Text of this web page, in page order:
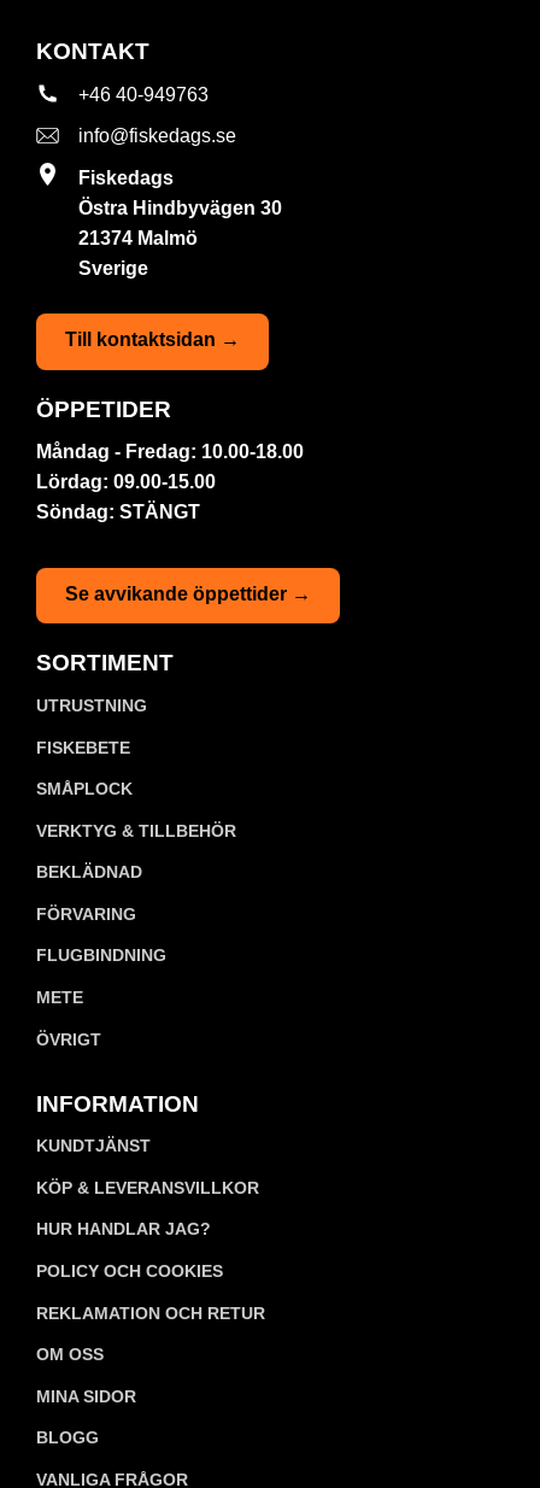
KONTAKT
+46 40-949763
info@fiskedags.se
Fiskedags
Östra Hindbyvägen 30
21374 Malmö
Sverige
Till kontaktsidan →
ÖPPETIDER
Måndag - Fredag: 10.00-18.00
Lördag: 09.00-15.00
Söndag: STÄNGT
Se avvikande öppettider →
SORTIMENT
UTRUSTNING
FISKEBETE
SMÅPLOCK
VERKTYG & TILLBEHÖR
BEKLÄDNAD
FÖRVARING
FLUGBINDNING
METE
ÖVRIGT
INFORMATION
KUNDTJÄNST
KÖP & LEVERANSVILLKOR
HUR HANDLAR JAG?
POLICY OCH COOKIES
REKLAMATION OCH RETUR
OM OSS
MINA SIDOR
BLOGG
VANLIGA FRÅGOR